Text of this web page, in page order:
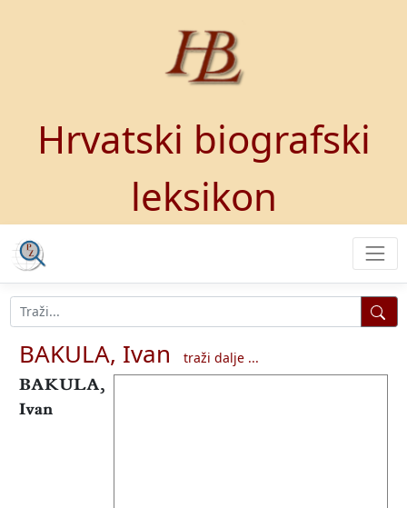
Hrvatski biografski
leksikon
BAKULA, Ivan
traži dalje ...
BAKULA,
Ivan